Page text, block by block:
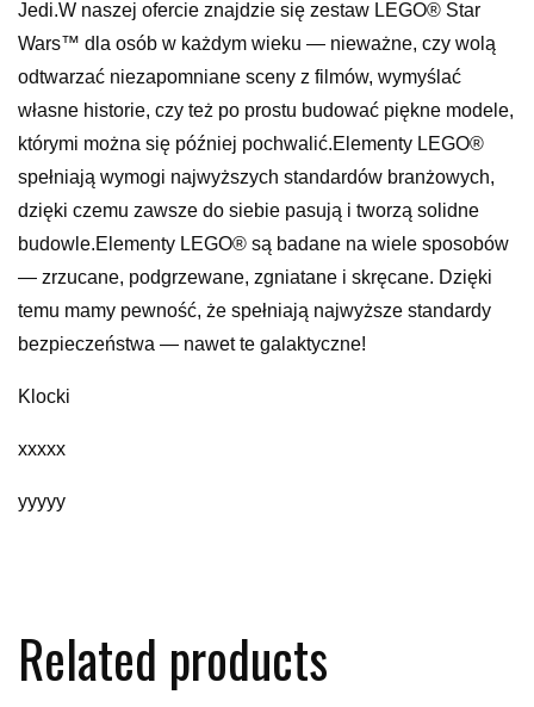
Jedi.W naszej ofercie znajdzie się zestaw LEGO® Star
Wars™ dla osób w każdym wieku — nieważne, czy wolą
odtwarzać niezapomniane sceny z filmów, wymyślać
własne historie, czy też po prostu budować piękne modele,
którymi można się później pochwalić.Elementy LEGO®
spełniają wymogi najwyższych standardów branżowych,
dzięki czemu zawsze do siebie pasują i tworzą solidne
budowle.Elementy LEGO® są badane na wiele sposobów
— zrzucane, podgrzewane, zgniatane i skręcane. Dzięki
temu mamy pewność, że spełniają najwyższe standardy
bezpieczeństwa — nawet te galaktyczne!
Klocki
xxxxx
yyyyy
Related products